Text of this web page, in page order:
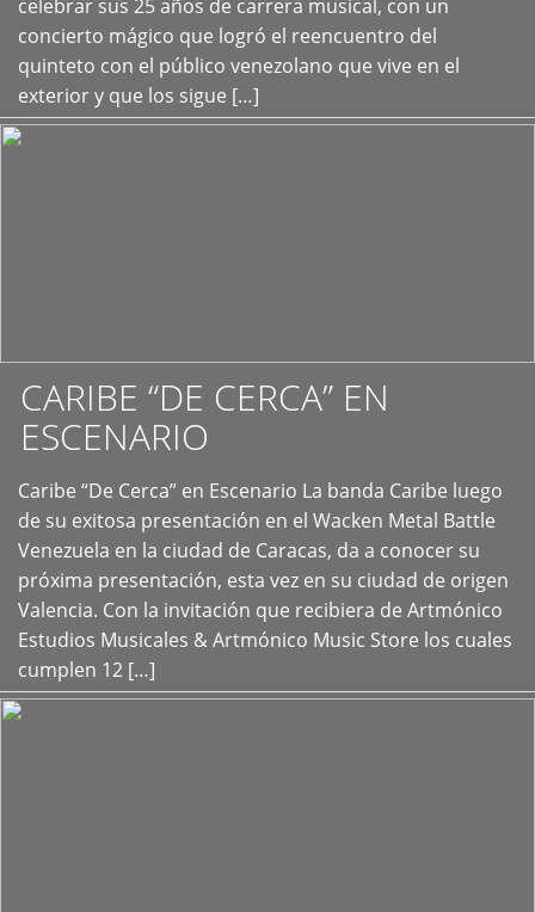
celebrar sus 25 años de carrera musical, con un
concierto mágico que logró el reencuentro del
quinteto con el público venezolano que vive en el
exterior y que los sigue […]
CARIBE “DE CERCA” EN
ESCENARIO
Caribe “De Cerca” en Escenario La banda Caribe luego
de su exitosa presentación en el Wacken Metal Battle
Venezuela en la ciudad de Caracas, da a conocer su
próxima presentación, esta vez en su ciudad de origen
Valencia. Con la invitación que recibiera de Artmónico
Estudios Musicales & Artmónico Music Store los cuales
cumplen 12 […]
+